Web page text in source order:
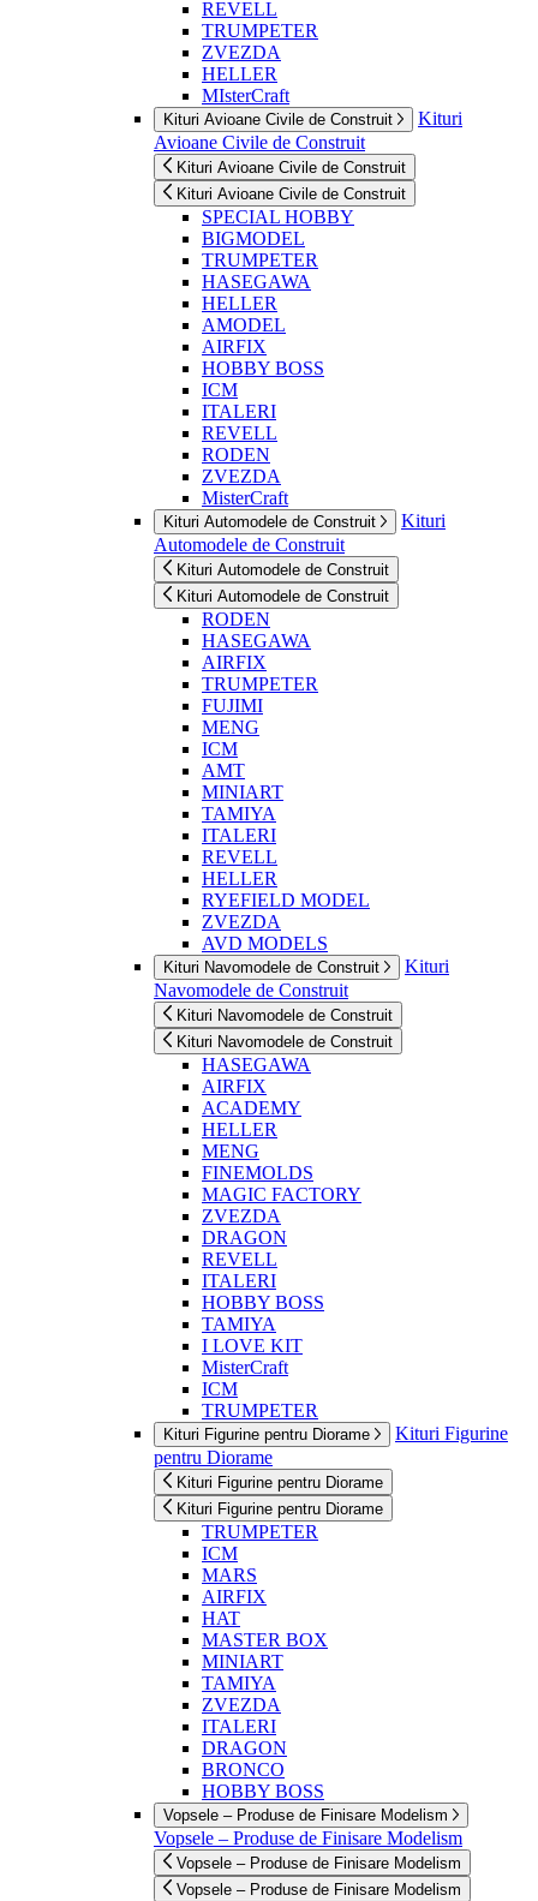
REVELL
TRUMPETER
ZVEZDA
HELLER
MIsterCraft
Kituri Avioane Civile de Construit
Kituri
Avioane Civile de Construit
Kituri Avioane Civile de Construit
Kituri Avioane Civile de Construit
SPECIAL HOBBY
BIGMODEL
TRUMPETER
HASEGAWA
HELLER
AMODEL
AIRFIX
HOBBY BOSS
ICM
ITALERI
REVELL
RODEN
ZVEZDA
MisterCraft
Kituri Automodele de Construit
Kituri
Automodele de Construit
Kituri Automodele de Construit
Kituri Automodele de Construit
RODEN
HASEGAWA
AIRFIX
TRUMPETER
FUJIMI
MENG
ICM
AMT
MINIART
TAMIYA
ITALERI
REVELL
HELLER
RYEFIELD MODEL
ZVEZDA
AVD MODELS
Kituri Navomodele de Construit
Kituri
Navomodele de Construit
Kituri Navomodele de Construit
Kituri Navomodele de Construit
HASEGAWA
AIRFIX
ACADEMY
HELLER
MENG
FINEMOLDS
MAGIC FACTORY
ZVEZDA
DRAGON
REVELL
ITALERI
HOBBY BOSS
TAMIYA
I LOVE KIT
MisterCraft
ICM
TRUMPETER
Kituri Figurine pentru Diorame
Kituri Figurine
pentru Diorame
Kituri Figurine pentru Diorame
Kituri Figurine pentru Diorame
TRUMPETER
ICM
MARS
AIRFIX
HAT
MASTER BOX
MINIART
TAMIYA
ZVEZDA
ITALERI
DRAGON
BRONCO
HOBBY BOSS
Vopsele – Produse de Finisare Modelism
Vopsele – Produse de Finisare Modelism
Vopsele – Produse de Finisare Modelism
Vopsele – Produse de Finisare Modelism